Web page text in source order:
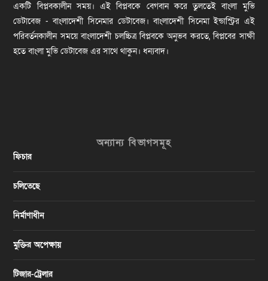
একটি বিপ্লবকালীন সময়। এই বিপ্লবকে বেগবান করে তুলতেই বাংলা মুভি
ডেটাবেজ - বাংলাদেশী সিনেমার ডেটাবেজ। বাংলাদেশী সিনেমা ইন্ডাস্ট্রির এই
পরিবর্তনকালীন সময়ে বাংলাদেশী চলচ্চিত্র বিপ্লবকে অনুভব করতে, বিপ্লবের সাক্ষী
হতে বাংলা মুভি ডেটাবেজ এর সাথে থাকুন। ধন্যবাদ।
অন্যান্য বিভাগসমূহ
ফিচার
চলিতেছে
নির্মাণাধীন
মুক্তির অপেক্ষায়
টিজার-ট্রেলার